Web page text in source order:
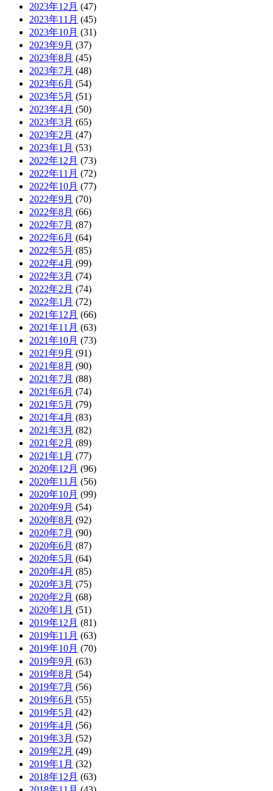
2023年12月 (47)
2023年11月 (45)
2023年10月 (31)
2023年9月 (37)
2023年8月 (45)
2023年7月 (48)
2023年6月 (54)
2023年5月 (51)
2023年4月 (50)
2023年3月 (65)
2023年2月 (47)
2023年1月 (53)
2022年12月 (73)
2022年11月 (72)
2022年10月 (77)
2022年9月 (70)
2022年8月 (66)
2022年7月 (87)
2022年6月 (64)
2022年5月 (85)
2022年4月 (99)
2022年3月 (74)
2022年2月 (74)
2022年1月 (72)
2021年12月 (66)
2021年11月 (63)
2021年10月 (73)
2021年9月 (91)
2021年8月 (90)
2021年7月 (88)
2021年6月 (74)
2021年5月 (79)
2021年4月 (83)
2021年3月 (82)
2021年2月 (89)
2021年1月 (77)
2020年12月 (96)
2020年11月 (56)
2020年10月 (99)
2020年9月 (54)
2020年8月 (92)
2020年7月 (90)
2020年6月 (87)
2020年5月 (64)
2020年4月 (85)
2020年3月 (75)
2020年2月 (68)
2020年1月 (51)
2019年12月 (81)
2019年11月 (63)
2019年10月 (70)
2019年9月 (63)
2019年8月 (54)
2019年7月 (56)
2019年6月 (55)
2019年5月 (42)
2019年4月 (56)
2019年3月 (52)
2019年2月 (49)
2019年1月 (32)
2018年12月 (63)